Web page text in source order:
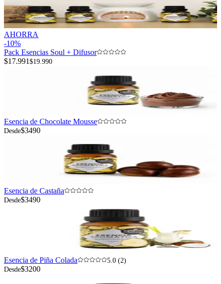
AHORRA
-10%
Pack Esencias Soul + Difusor
$17.991 $19.990
Esencia de Chocolate Mousse
Desde$3490
Esencia de Castaña
Desde$3490
Esencia de Piña Colada
5.0 (2)
Desde$3200